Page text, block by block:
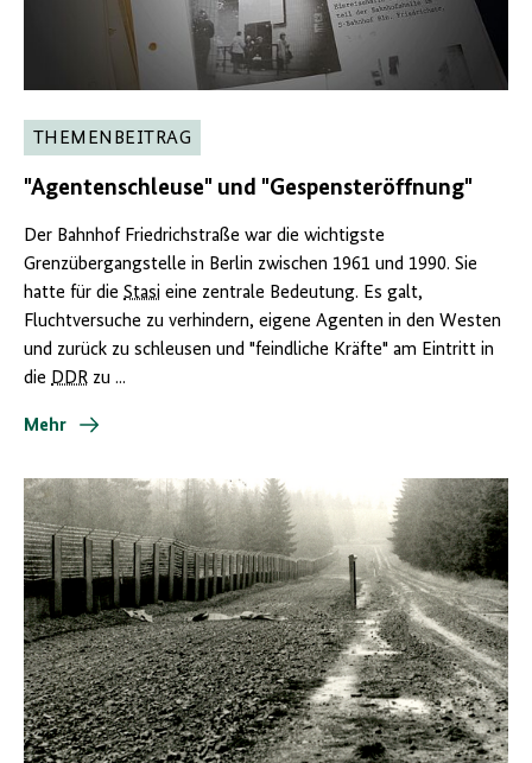
THEMENBEITRAG
"Agentenschleuse" und "Gespensteröffnung"
Der Bahnhof Friedrichstraße war die wichtigste
Grenzübergangstelle in Berlin zwischen 1961 und 1990. Sie
hatte für die Stasi eine zentrale Bedeutung. Es galt,
Fluchtversuche zu verhindern, eigene Agenten in den Westen
und zurück zu schleusen und "feindliche Kräfte" am Eintritt in
die DDR zu ...
Mehr